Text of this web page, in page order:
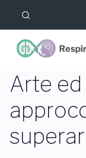
l
c
n
t
n
Arte ed